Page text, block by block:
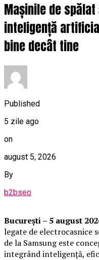
Mașinile de
inteligență
bine decât tine
Published
5 zile ago
on
august 5, 2026
By
b2bseo
București – 5 august
legate de electrocasnice
de la Samsung este
integrând inteligență,